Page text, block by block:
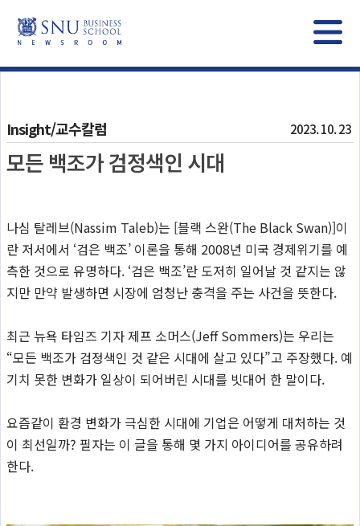
Insight/교수칼럼 2023. 10. 23
모든 백조가 검정색인 시대
나심 탈레브(Nassim Taleb)는 [블랙 스완(The Black Swan)]이
란 저서에서 ‘검은 백조’ 이론을 통해 2008년 미국 경제위기를 예
측한 것으로 유명하다. ‘검은 백조’란 도저히 일어날 것 같지는 않
지만 만약 발생하면 시장에 엄청난 충격을 주는 사건을 뜻한다.
최근 뉴욕 타임즈 기자 제프 소머스(Jeff Sommers)는 우리는
“모든 백조가 검정색인 것 같은 시대에 살고 있다”고 주장했다. 예
기치 못한 변화가 일상이 되어버린 시대를 빗대어 한 말이다.
요즘같이 환경 변화가 극심한 시대에 기업은 어떻게 대처하는 것
이 최선일까? 필자는 이 글을 통해 몇 가지 아이디어를 공유하려
한다.